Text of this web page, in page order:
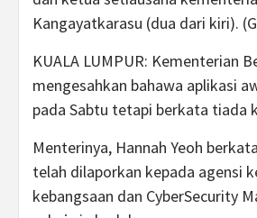
Kangayatkarasu (dua dari kiri).
KUALA LUMPUR: Kementerian
mengesahkan bahawa aplikasi
pada Sabtu tetapi berkata tiada
Menterinya, Hannah Yeoh
telah dilaporkan kepada agensi
kebangsaan dan CyberSecurity